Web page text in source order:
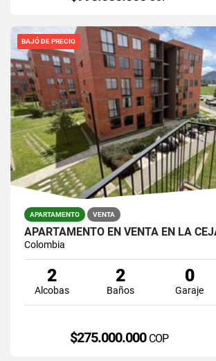
BAJÓ DE PRECIO
APARTAMENTO VENTA
Colombia
2
Alcobas
2
Baños
0
Garaje
$275.000.000 COP